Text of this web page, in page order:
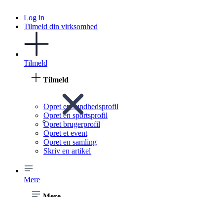
Log in
Tilmeld din virksomhed
Tilmeld
Tilmeld
Opret en sundhedsprofil
Opret en sportsprofil
Opret brugerprofil
Opret et event
Opret en samling
Skriv en artikel
Mere